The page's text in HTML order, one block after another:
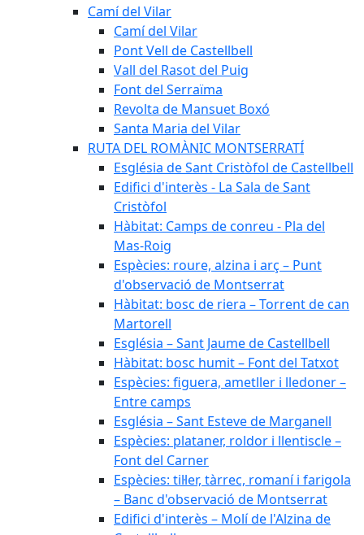
Camí del Vilar
Camí del Vilar
Pont Vell de Castellbell
Vall del Rasot del Puig
Font del Serraïma
Revolta de Mansuet Boxó
Santa Maria del Vilar
RUTA DEL ROMÀNIC MONTSERRATÍ
Església de Sant Cristòfol de Castellbell
Edifici d'interès - La Sala de Sant
Cristòfol
Hàbitat: Camps de conreu - Pla del
Mas-Roig
Espècies: roure, alzina i arç – Punt
d'observació de Montserrat
Hàbitat: bosc de riera – Torrent de can
Martorell
Església – Sant Jaume de Castellbell
Hàbitat: bosc humit – Font del Tatxot
Espècies: figuera, ametller i lledoner –
Entre camps
Església – Sant Esteve de Marganell
Espècies: plataner, roldor i llentiscle –
Font del Carner
Espècies: til·ler, tàrrec, romaní i farigola
– Banc d'observació de Montserrat
Edifici d'interès – Molí de l'Alzina de